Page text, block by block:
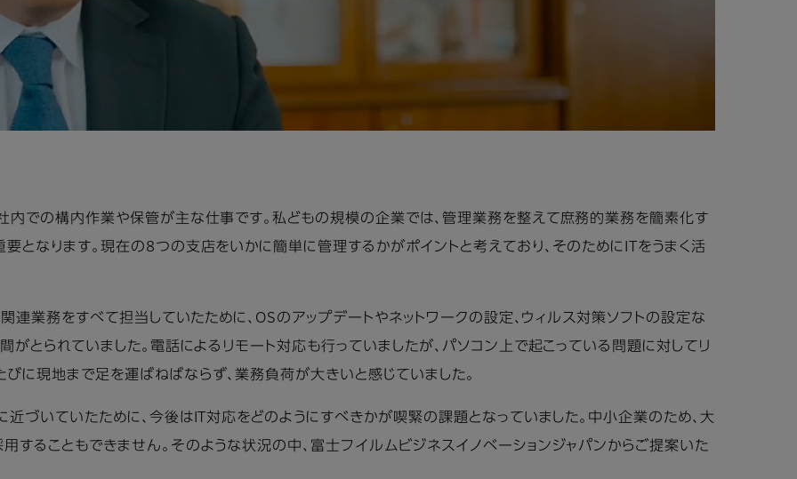
内での構内作業や保管が主な仕事です。私どもの規模の企業では、管理業務を整えて庶務的業務を簡素化す
となります。現在の8つの支店をいかに簡単に管理するかがポイントと考えており、そのためにITをうまく活
業務をすべて担当していたために、OSのアップデートやネットワークの設定、ウィルス対策ソフトの設定な
がとられていました。電話によるリモート対応も行っていましたが、パソコン上で起こっている問題に対してリ
に現地まで足を運ばねばならず、業務負荷が大きいと感じていました。
づいていたために、今後はIT対応をどのようにすべきかが喫緊の課題となっていました。中小企業のため、大
ることもできません。そのような状況の中、富士フイルムビジネスイノベーションジャパンからご提案いた